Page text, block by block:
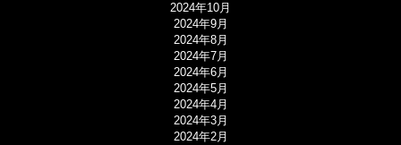
2024年10月
2024年9月
2024年8月
2024年7月
2024年6月
2024年5月
2024年4月
2024年3月
2024年2月